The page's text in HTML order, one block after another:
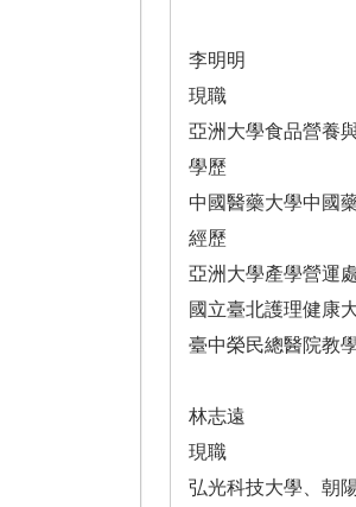
李明明
現職
亞洲大學食品營養
學歷
中國醫藥大學中國
經歷
亞洲大學產學營運
國立臺北護理健康
臺中榮民總醫院教
林志遠
現職
弘光科技大學、朝